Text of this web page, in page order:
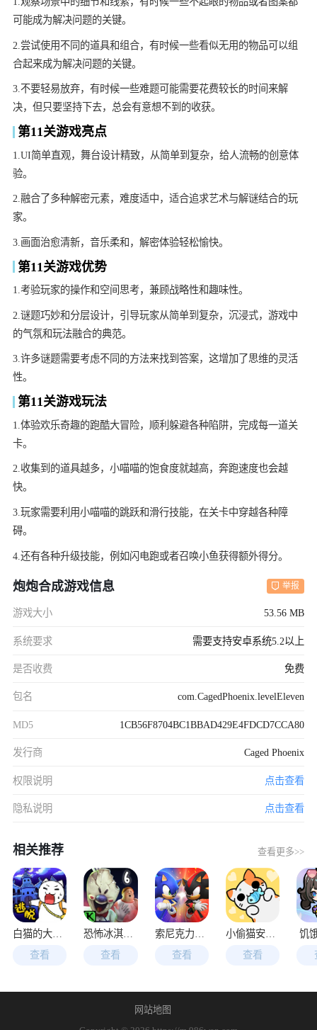
可能成为解决问题的关键。
2.尝试使用不同的道具和组合，有时候一些看似无用的物品可以组
合起来成为解决问题的关键。
3.不要轻易放弃，有时候一些难题可能需要花费较长的时间来解
决，但只要坚持下去，总会有意想不到的收获。
第11关游戏亮点
1.UI简单直观，舞台设计精致，从简单到复杂，给人流畅的创意体
验。
2.融合了多种解密元素，难度适中，适合追求艺术与解谜结合的玩
家。
3.画面治愈清新，音乐柔和，解密体验轻松愉快。
第11关游戏优势
1.考验玩家的操作和空间思考，兼顾战略性和趣味性。
2.谜题巧妙和分层设计，引导玩家从简单到复杂，沉浸式，游戏中
的气氛和玩法融合的典范。
3.许多谜题需要考虑不同的方法来找到答案，这增加了思维的灵活
性。
第11关游戏玩法
1.体验欢乐奇趣的跑酷大冒险，顺利躲避各种陷阱，完成每一道关
卡。
2.收集到的道具越多，小喵喵的饱食度就越高，奔跑速度也会越
快。
3.玩家需要利用小喵喵的跳跃和滑行技能，在关卡中穿越各种障
碍。
4.还有各种升级技能，例如闪电跑或者召唤小鱼获得额外得分。
炮炮合成游戏信息 举报
游戏大小 53.56 MB
系统要求 需要支持安卓系统5.2以上
是否收费 免费
包名 com.CagedPhoenix.levelEleven
MD5 1CB56F8704BC1BBAD429E4FDCD7CCA80
发行商 Caged Phoenix
权限说明 点击查看
隐私说明 点击查看
相关推荐 查看更多>>
白猫的大冒险
查看
恐怖冰淇淋6
查看
索尼克力量速度之战
查看
小偷猫安装包
查看
饥
网站地图